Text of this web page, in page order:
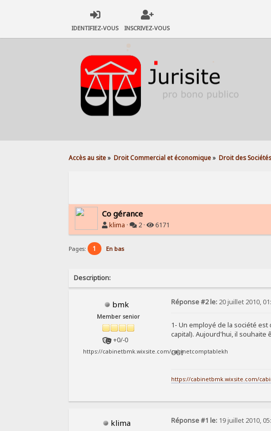
IDENTIFIEZ-VOUS INSCRIVEZ-VOUS
Accès au site» Droit Commercial et économique» Droit des
Co gérance
klima · 2 · 6171
Pages: 1 En bas
Description:
bmk
Member senior
+0/-0
https://cabinetbmk.wixsite.com/cabinetcomptablekh
Réponse #2 le: 20 juillet 2010,
1- Un employé de la société
capital). Aujourd'hui, il souhaite
OUI
https://cabinetbmk.wixsite.com/
klima Réponse #1 le: 19 juillet 2010,